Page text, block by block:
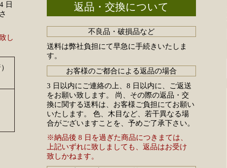
日
し
返品・交換について
不良品・破損品など
送料は弊社負担にて早急に手続きいたしま
す。
お客様のご都合による返品の場合
3 日以内にご連絡の上、8 日以内に、ご返送
をお願い致します。 尚、その際の返品・交
換に関する送料は、お客様ご負担にてお願い
いたします。 色、木目など、若干異なる場
合がございますことを、予めご了承下さい。
※納品後 8 日を過ぎた商品につきまては、
上記いずれに致しましても、返品はお受け
致しかねます。